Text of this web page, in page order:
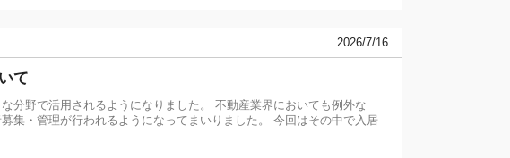
2026/7/16
て
分野で活用されるようになりました。 不動産業界においても例外な
集・管理が行われるようになってまいりました。 今回はその中で入居